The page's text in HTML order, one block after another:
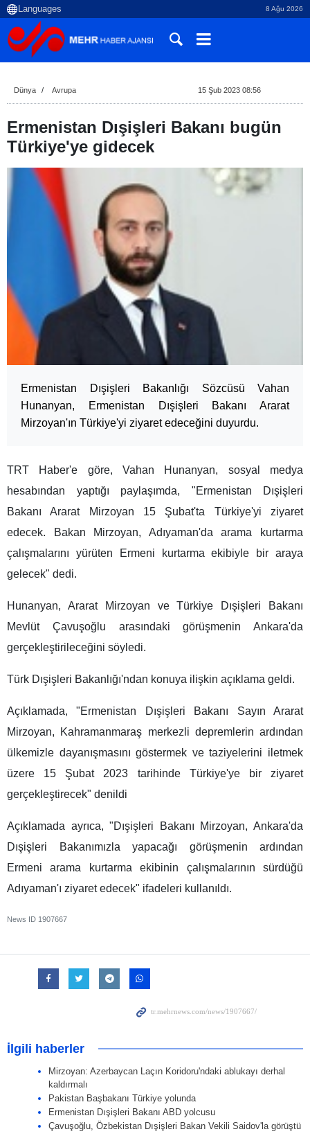
8 Ağu 2026
Dünya Avrupa 15 Şub 2023 08:56
Ermenistan Dışişleri Bakanı bugün
Türkiye'ye gidecek
Ermenistan Dışişleri Bakanlığı Sözcüsü Vahan
Hunanyan, Ermenistan Dışişleri Bakanı Ararat
Mirzoyan'ın Türkiye'yi ziyaret edeceğini duyurdu.
TRT Haber'e göre, Vahan Hunanyan, sosyal medya
hesabından yaptığı paylaşımda, "Ermenistan Dışişleri
Bakanı Ararat Mirzoyan 15 Şubat'ta Türkiye'yi ziyaret
edecek. Bakan Mirzoyan, Adıyaman'da arama kurtarma
çalışmalarını yürüten Ermeni kurtarma ekibiyle bir araya
gelecek" dedi.
Hunanyan, Ararat Mirzoyan ve Türkiye Dışişleri Bakanı
Mevlüt Çavuşoğlu arasındaki görüşmenin Ankara'da
gerçekleştirileceğini söyledi.
Türk Dışişleri Bakanlığı'ndan konuya ilişkin açıklama geldi.
Açıklamada, "Ermenistan Dışişleri Bakanı Sayın Ararat
Mirzoyan, Kahramanmaraş merkezli depremlerin ardından
ülkemizle dayanışmasını göstermek ve taziyelerini iletmek
üzere 15 Şubat 2023 tarihinde Türkiye'ye bir ziyaret
gerçekleştirecek" denildi
Açıklamada ayrıca, "Dışişleri Bakanı Mirzoyan, Ankara'da
Dışişleri Bakanımızla yapacağı görüşmenin ardından
Ermeni arama kurtarma ekibinin çalışmalarının sürdüğü
Adıyaman'ı ziyaret edecek" ifadeleri kullanıldı.
News ID 1907667
İlgili haberler
Mirzoyan: Azerbaycan Laçın Koridoru'ndaki ablukayı derhal
kaldırmalı
Pakistan Başbakanı Türkiye yolunda
Ermenistan Dışişleri Bakanı ABD yolcusu
Çavuşoğlu, Özbekistan Dışişleri Bakan Vekili Saidov'la görüştü